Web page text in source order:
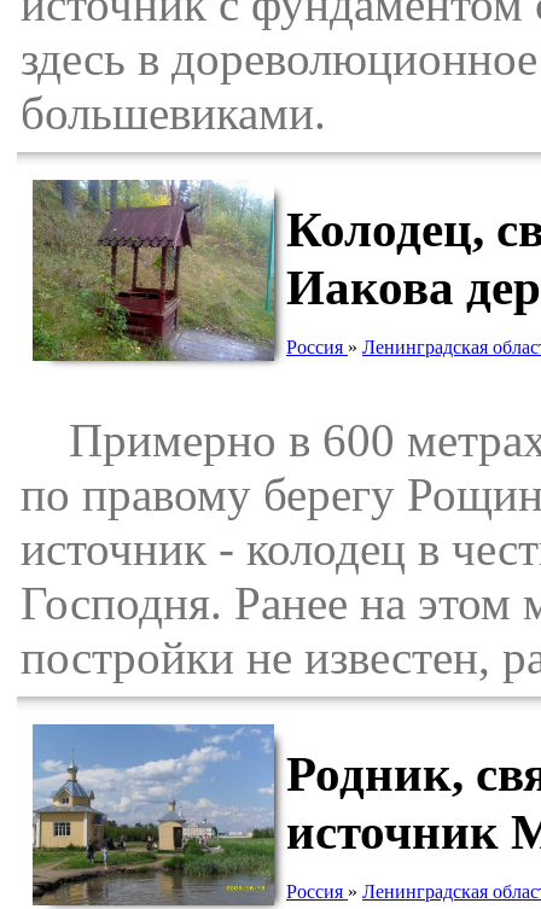
здесь в
большевиками.
Колодец,
Иакова
Россия » Ленинградская
Примерно в 600
по правому берегу
источник - колодец в
Господня. Ранее на этом
постройки не известен,
Родник,
источник
Россия » Ленинградская